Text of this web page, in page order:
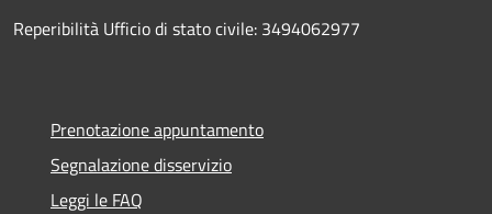
Reperibilità Ufficio di stato civile: 3494062977
Prenotazione appuntamento
Segnalazione disservizio
Leggi le FAQ